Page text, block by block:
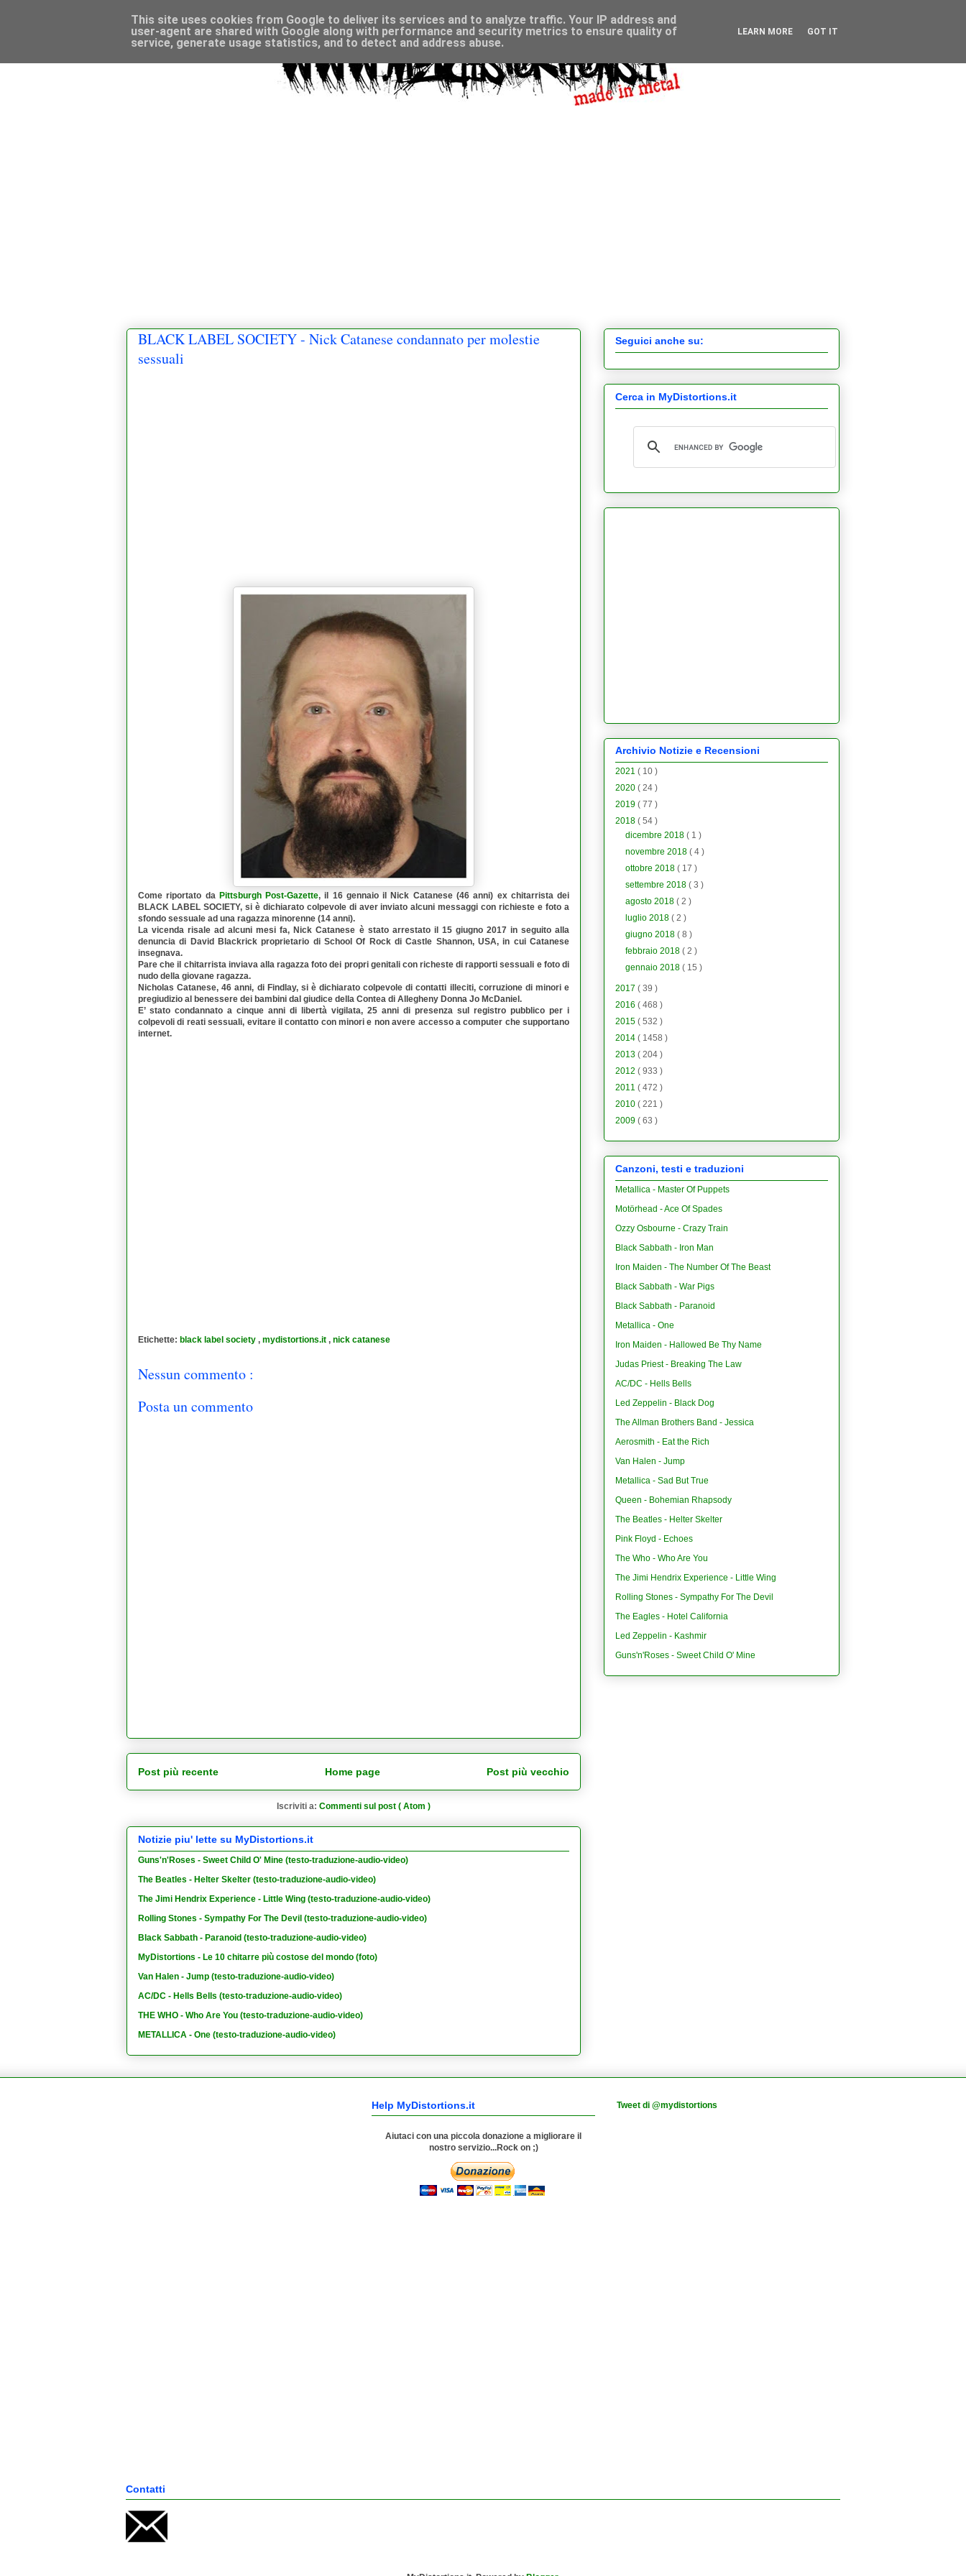
BLACK LABEL SOCIETY - Nick Catanese condannato per molestie
sessuali
Come riportato da Pittsburgh Post-Gazette, il 16 gennaio il Nick Catanese(46 anni) ex chitarrista dei
BLACK LABEL SOCIETY, si è dichiarato colpevole di aver inviato alcuni messaggi con richieste e foto a
sfondo sessuale ad una ragazza minorenne (14 anni).
La vicenda risale ad alcuni mesi fa, Nick Catanese è stato arrestato il 15 giugno 2017 in seguito alla
denuncia di David Blackrick proprietario diSchool Of Rockdi Castle Shannon, USA, in cui Catanese
insegnava.
Pare che il chitarrista inviava alla ragazza foto dei propri genitali con richeste di rapporti sessuali e foto di
nudo della giovane ragazza.
Nicholas Catanese, 46 anni, di Findlay, si è dichiarato colpevole di contatti illeciti, corruzione di minori e
pregiudizio al benessere dei bambini dal giudice della Contea di Allegheny Donna Jo McDaniel .
E’ stato condannato a cinque anni di libertà vigilata, 25 anni di presenza sul registro pubblico per i
colpevoli di reati sessuali, evitare il contatto con minori e non avere accesso a computer che supportano
internet.
Etichette: black label society , mydistortions.it , nick catanese
Nessun commento :
Posta un commento
Post più recente Post più vecchio
Home page
Iscriviti a: Commenti sul post ( Atom )
Notizie piu' lette su MyDistortions.it
Guns'n'Roses - Sweet Child O' Mine (testo-traduzione-audio-video)
The Beatles - Helter Skelter (testo-traduzione-audio-video)
The Jimi Hendrix Experience - Little Wing (testo-traduzione-audio-video)
Rolling Stones - Sympathy For The Devil (testo-traduzione-audio-video)
Black Sabbath - Paranoid (testo-traduzione-audio-video)
MyDistortions - Le 10 chitarre più costose del mondo (foto)
Van Halen - Jump (testo-traduzione-audio-video)
AC/DC - Hells Bells (testo-traduzione-audio-video)
THE WHO - Who Are You (testo-traduzione-audio-video)
METALLICA - One (testo-traduzione-audio-video)
Seguici anche su:
Cerca in MyDistortions.it
Archivio Notizie e Recensioni
2021 ( 10 )
2020 ( 24 )
2019 ( 77 )
2018 ( 54 )
dicembre 2018( 1 )
novembre 2018( 4 )
ottobre 2018( 17 )
settembre 2018( 3 )
agosto 2018( 2 )
luglio 2018( 2 )
giugno 2018( 8 )
febbraio 2018( 2 )
gennaio 2018( 15 )
2017 ( 39 )
2016 ( 468 )
2015 ( 532 )
2014 ( 1458 )
2013 ( 204 )
2012 ( 933 )
2011 ( 472 )
2010 ( 221 )
2009 ( 63 )
Canzoni, testi e traduzioni
Metallica - Master Of Puppets
Motörhead - Ace Of Spades
Ozzy Osbourne - Crazy Train
Black Sabbath - Iron Man
Iron Maiden - The Number Of The Beast
Black Sabbath - War Pigs
Black Sabbath - Paranoid
Metallica - One
Iron Maiden - Hallowed Be Thy Name
Judas Priest - Breaking The Law
AC/DC - Hells Bells
Led Zeppelin - Black Dog
The Allman Brothers Band - Jessica
Aerosmith - Eat the Rich
Van Halen - Jump
Metallica - Sad But True
Queen - Bohemian Rhapsody
The Beatles - Helter Skelter
Pink Floyd - Echoes
The Who - Who Are You
The Jimi Hendrix Experience - Little Wing
Rolling Stones - Sympathy For The Devil
The Eagles - Hotel California
Led Zeppelin - Kashmir
Guns'n'Roses - Sweet Child O' Mine
Help MyDistortions.it
Aiutaci con una piccola donazione a migliorare il
nostro servizio...Rock on ;)
Tweet di @mydistortions
Contatti
This site uses cookies from Google to deliver its services and to analyze traffic. Your IP address and
user-agent are shared with Google along with performance and security metrics to ensure quality of
service, generate usage statistics, and to detect and address abuse.
LEARN MORE GOT IT